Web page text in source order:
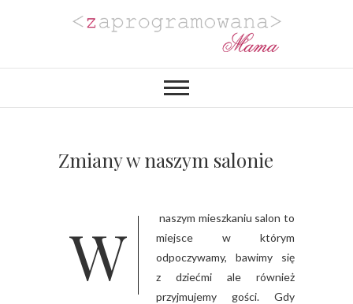
Zaprogramowana
Mama
ORGANIZACJI I REALIZACJI
WYJĄTKOWYCH WESEL.
Zmiany w naszym salonie
W naszym mieszkaniu salon to
miejsce w którym
odpoczywamy, bawimy się
z dziećmi ale również
przyjmujemy gości. Gdy